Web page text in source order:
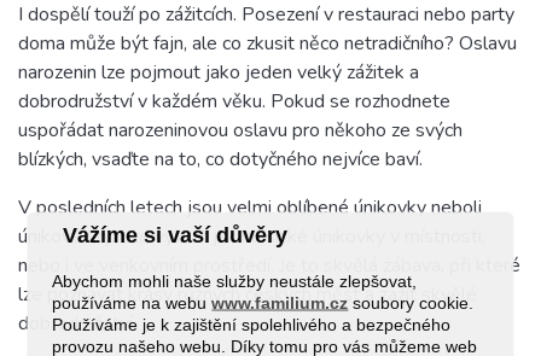
Vážíme si vaší důvěry
Abychom mohli naše služby neustále zlepšovat,
používáme na webuwww.familium.cz soubory cookie.
Používáme je k zajištění spolehlivého a bezpečného
provozu našeho webu. Díky tomu pro vás můžeme web
I dospělí touží po zážitcích. Posezení v restauraci nebo party
doma může být fajn, ale co zkusit něco netradičního? Oslavu
narozenin lze pojmout jako jeden velký zážitek a
dobrodružství v každém věku. Pokud se rozhodnete
uspořádat narozeninovou oslavu pro někoho ze svých
blízkých, vsaďte na to, co dotyčného nejvíce baví.
V posledních letech jsou velmi oblíbené únikovky neboli
únikové hry. Lze vybrat jak klasické únikovky v místnosti,
nebo i ve venkovním prostředí. Je to skvělá zábava, při které
lze poznávat krásy různých českých měst a zažít skvělé
dobrodružství.